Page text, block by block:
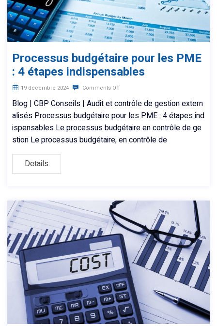
Processus budgétaire pour les PME
: 4 étapes indispensables
19 décembre 2024 Comments Off
Blog | CBP Conseils | Audit et contrôle de gestion extern
alisés Processus budgétaire pour les PME : 4 étapes ind
ispensables Le processus budgétaire en contrôle de ge
stion Le processus budgétaire, en contrôle de
Details